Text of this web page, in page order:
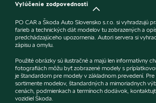
Vylúčenie zodpovednosti
PO CAR a Škoda Auto Slovensko s.r.o. si vyhradzujú
farieb a technických dát modelov tu zobrazených a
predchádzajúceho upozornenia. Autori servera si
zápisu a omylu.
Použité obrázky sú ilustračné a majú len informatívny
fotografiách môžu byť zobrazené modely s
je štandardom pre modely v základnom prevedení. Pre
sortimente modelov, štandardných a mimoriadnych
cenách, podmienkach a termínoch dodávok,
vozidiel Škoda.